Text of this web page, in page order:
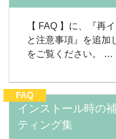
【 FAQ 】に、『再
と注意事項』を追加
をご覧ください。 …
FAQ
インストール時の
ティング集